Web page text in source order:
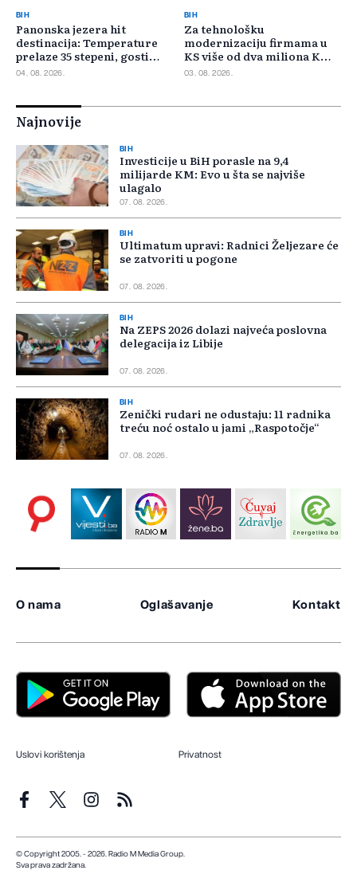
BIH
Panonska jezera hit
destinacija: Temperature
prelaze 35 stepeni, gosti
pristižu iz cijele regije
04. 08. 2026.
BIH
Za tehnološku
modernizaciju firmama u
KS više od dva miliona KM,
odbijeno 135 prijava
03. 08. 2026.
Najnovije
BIH
Investicije u BiH porasle na 9,4
milijarde KM: Evo u šta se najviše
ulagalo
07. 08. 2026.
BIH
Ultimatum upravi: Radnici Željezare će
se zatvoriti u pogone
07. 08. 2026.
BIH
Na ZEPS 2026 dolazi najveća poslovna
delegacija iz Libije
07. 08. 2026.
BIH
Zenički rudari ne odustaju: 11 radnika
treću noć ostalo u jami „Raspotočje“
07. 08. 2026.
O nama Oglašavanje Kontakt
Uslovi korištenja Privatnost
© Copyright 2005. - 2026. Radio M Media Group.
Sva prava zadržana.